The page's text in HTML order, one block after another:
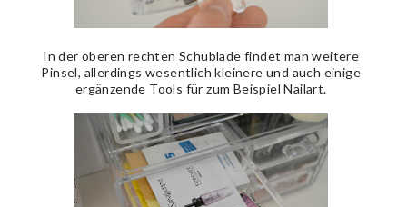
In der oberen rechten Schublade findet man weitere
Pinsel, allerdings wesentlich kleinere und auch einige
ergänzende Tools für zum Beispiel Nailart.